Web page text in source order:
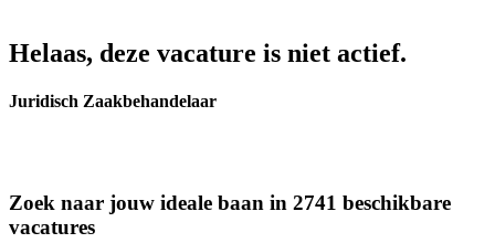
Helaas, deze vacature is niet actief.
Juridisch Zaakbehandelaar
Zoek naar jouw ideale baan in 2741 beschikbare
vacatures